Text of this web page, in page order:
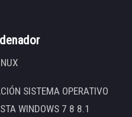
SISTEMA OPERATIVO
WINDOWS 7 8 8.1